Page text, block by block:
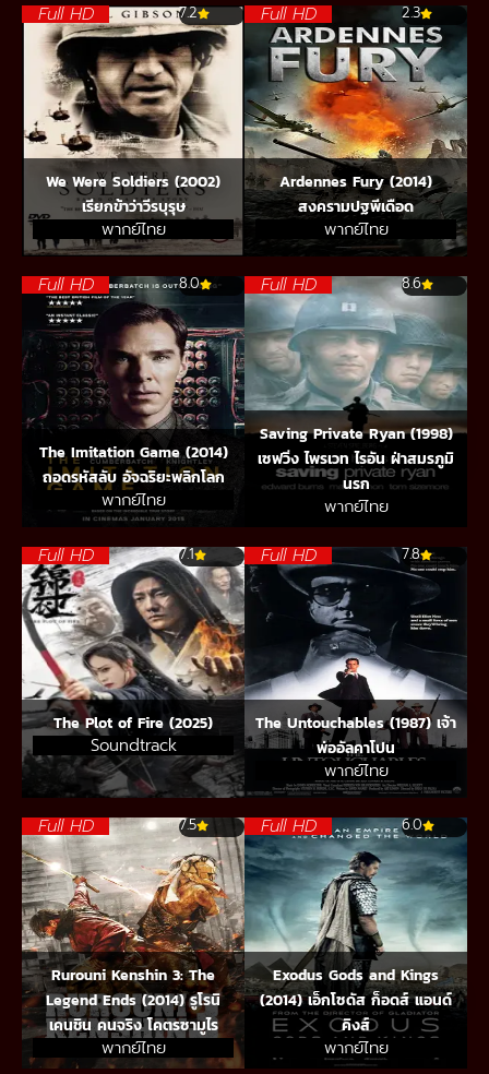
Full HD 7.2
We Were Soldiers (2002)
เรียกข้าว่าวีรบุรุษ
พากย์ไทย
Full HD 2.3
Ardennes Fury (2014)
สงครามปฐพีเดือด
พากย์ไทย
Full HD 8.0
The Imitation Game (2014)
ถอดรหัสลับ อัจฉริยะพลิกโลก
พากย์ไทย
Full HD 8.6
Saving Private Ryan (1998)
เซฟวิ่ง ไพรเวท ไรอัน ฝ่าสมรภูมิ
นรก
พากย์ไทย
Full HD 7.1
The Plot of Fire (2025)
Soundtrack
Full HD 7.8
The Untouchables (1987) เจ้า
พ่ออัลคาโปน
พากย์ไทย
Full HD 7.5
Rurouni Kenshin 3: The
Legend Ends (2014) รูโรนิ
เคนชิน คนจริง โคตรซามูไร
พากย์ไทย
Full HD 6.0
Exodus Gods and Kings
(2014) เอ็กโซดัส ก็อดส์ แอนด์
คิงส์
พากย์ไทย